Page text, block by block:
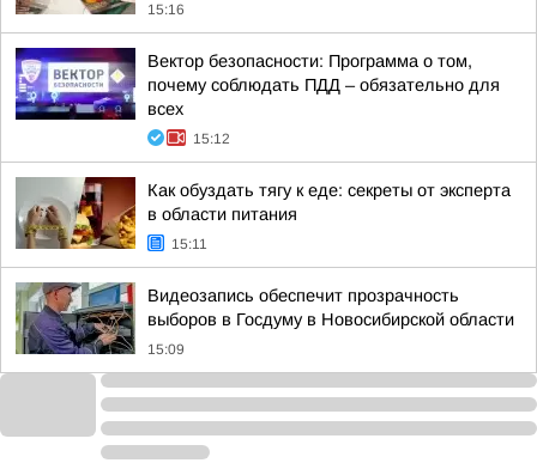
15:16
Вектор безопасности: Программа о том,
почему соблюдать ПДД – обязательно для
всех
15:12
Как обуздать тягу к еде: секреты от эксперта
в области питания
15:11
Видеозапись обеспечит прозрачность
выборов в Госдуму в Новосибирской области
15:09